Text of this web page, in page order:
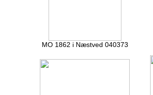
MO 1862 i Næstved 040373